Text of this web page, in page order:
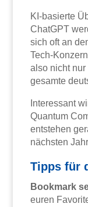
KI-basierte
ChatGPT
sich oft an
Tech-
also nicht
gesamte
Interessant
Quantum
entstehen
nächsten
Tipps für
Bookmark
euren